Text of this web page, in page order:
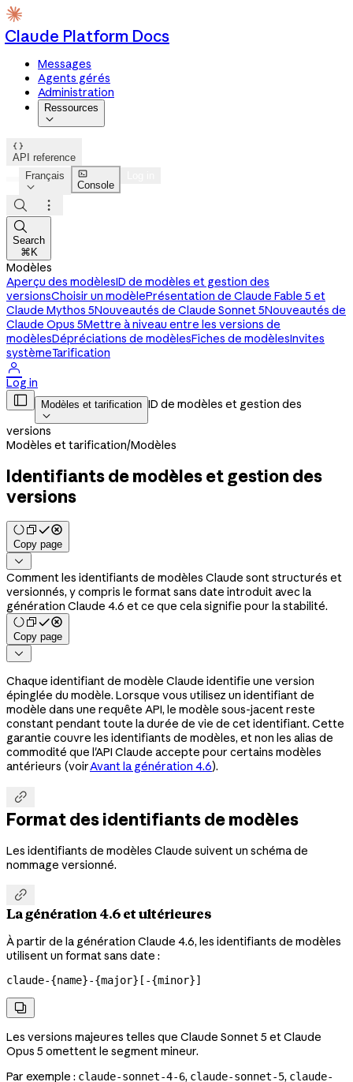
Claude Platform Docs
Messages
Agents gérés
Administration
Ressources


API reference
Français


Console



Search
⌘K
Modèles
Aperçu des modèlesID de modèles et gestion des
versionsChoisir un modèlePrésentation de Claude Fable 5 et
Claude Mythos 5Nouveautés de Claude Sonnet 5Nouveautés de
Claude Opus 5Mettre à niveau entre les versions de
modèlesDépréciations de modèlesFiches de modèlesInvites
systèmeTarification

Log in
 Modèles et tarification

ID de modèles et gestion des
versions
Modèles et tarification/Modèles
Identifiants de modèles et gestion des
versions
Copy page

Comment les identifiants de modèles Claude sont structurés et
versionnés, y compris le format sans date introduit avec la
génération Claude 4.6 et ce que cela signifie pour la stabilité.
Copy page

Chaque identifiant de modèle Claude identifie une version
épinglée du modèle. Lorsque vous utilisez un identifiant de
modèle dans une requête API, le modèle sous-jacent reste
constant pendant toute la durée de vie de cet identifiant. Cette
garantie couvre les identifiants de modèles, et non les alias de
commodité que l'API Claude accepte pour certains modèles
antérieurs (voirAvant la génération 4.6).

Format des identifiants de modèles
Les identifiants de modèles Claude suivent un schéma de
nommage versionné.

La génération 4.6 et ultérieures
À partir de la génération Claude 4.6, les identifiants de modèles
utilisent un format sans date :
claude-{name}-{major}[-{minor}]

Les versions majeures telles que Claude Sonnet 5 et Claude
Opus 5 omettent le segment mineur.
Par exemple : claude-sonnet-4-6, claude-sonnet-5, claude-